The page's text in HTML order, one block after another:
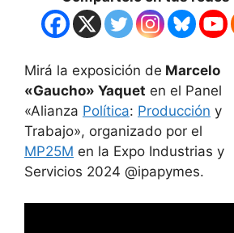
Mirá la exposición de Marcelo
«Gaucho» Yaquet en el Panel
«Alianza Política: Producción y
Trabajo», organizado por el
MP25M en la Expo Industrias y
Servicios 2024 @ipapymes.